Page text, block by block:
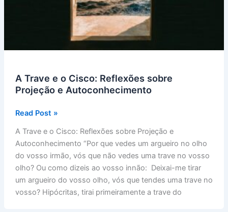
A Trave e o Cisco: Reflexões sobre
Projeção e Autoconhecimento
A
e
o
Cisco:
Reflexões
sobre
Projeção
Read Post »
A Trave e o Cisco: Reflexões sobre Projeção e
Autoconhecimento “Por que vedes um argueiro no olho
do vosso irmão, vós que não vedes uma trave no vosso
olho? Ou como dizeis ao vosso innão: Deixai-me tirar
um argueiro do vosso olho, vós que tendes uma trave no
vosso? Hipócritas, tirai primeiramente a trave do